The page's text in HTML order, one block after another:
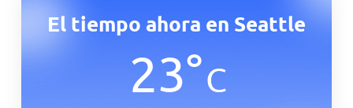
Mis ubicaciones
El tiempo ahora en Seattle
23°C